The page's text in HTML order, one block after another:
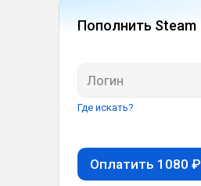
Пополнить Steam
Где искать?
Оплатить 1080 ₽